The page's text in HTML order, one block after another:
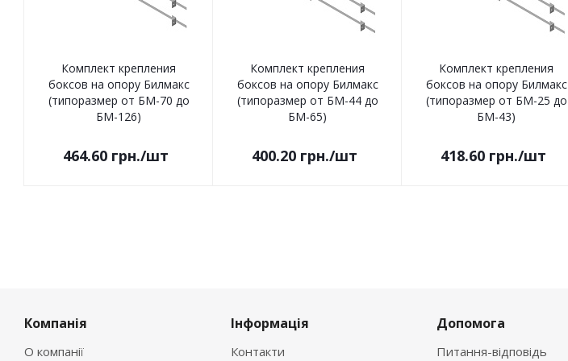
Комплект крепления
боксов на опору Билмакс
(типоразмер от БМ-70 до
БМ-126)
464.60 грн./шт
Комплект крепления
боксов на опору Билмакс
(типоразмер от БМ-44 до
БМ-65)
400.20 грн./шт
Комплект крепления
боксов на опору Билмакс
(типоразмер от БМ-25 до
БМ-43)
418.60 грн./шт
Компанія
О компанії
Інформація
Контакти
Допомога
Питання-відповідь